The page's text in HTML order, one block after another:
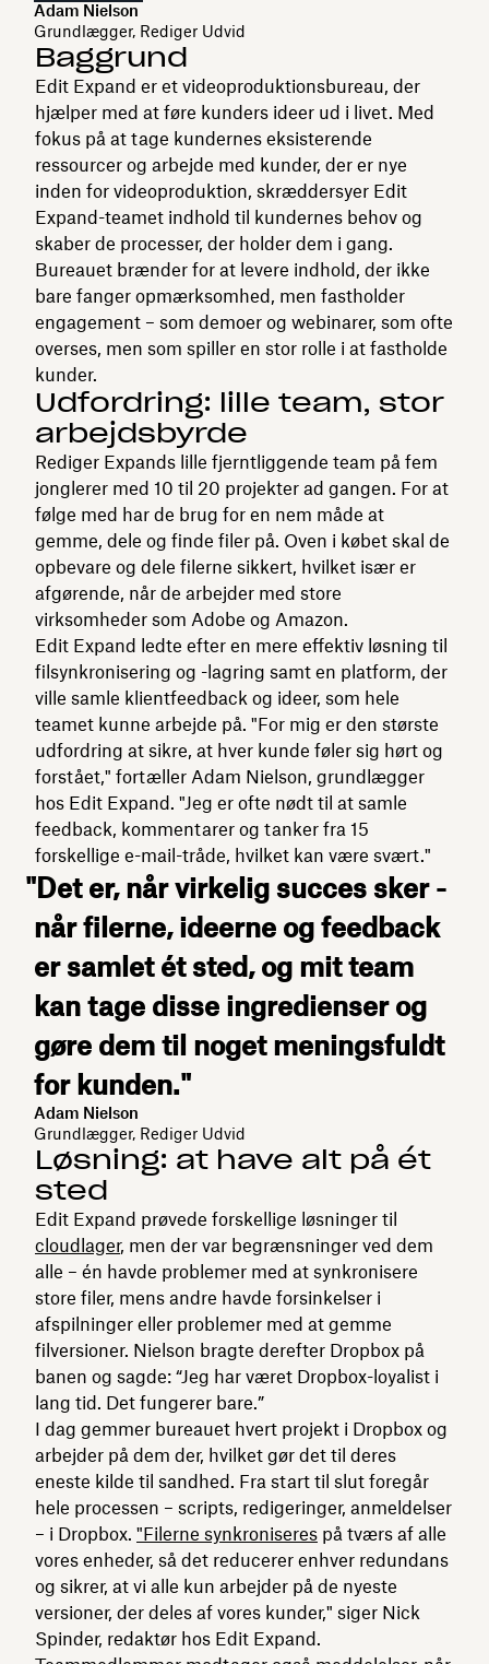
Adam Nielson
Grundlægger, Rediger Udvid
Baggrund
Edit Expand er et videoproduktionsbureau, der
hjælper med at føre kunders ideer ud i livet. Med
fokus på at tage kundernes eksisterende
ressourcer og arbejde med kunder, der er nye
inden for videoproduktion, skræddersyer Edit
Expand-teamet indhold til kundernes behov og
skaber de processer, der holder dem i gang.
Bureauet brænder for at levere indhold, der ikke
bare fanger opmærksomhed, men fastholder
engagement – ​​som demoer og webinarer, som ofte
overses, men som spiller en stor rolle i at fastholde
kunder.
Udfordring: lille team, stor
arbejdsbyrde
Rediger Expands lille fjerntliggende team på fem
jonglerer med 10 til 20 projekter ad gangen. For at
følge med har de brug for en nem måde at
gemme, dele og finde filer på. Oven i købet skal de
opbevare og dele filerne sikkert, hvilket især er
afgørende, når de arbejder med store
virksomheder som Adobe og Amazon.
Edit Expand ledte efter en mere effektiv løsning til
filsynkronisering og -lagring samt en platform, der
ville samle klientfeedback og ideer, som hele
teamet kunne arbejde på. "For mig er den største
udfordring at sikre, at hver kunde føler sig hørt og
forstået," fortæller Adam Nielson, grundlægger
hos Edit Expand. "Jeg er ofte nødt til at samle
feedback, kommentarer og tanker fra 15
forskellige e-mail-tråde, hvilket kan være svært."
"Det er, når virkelig succes sker -
når filerne, ideerne og feedback
er samlet ét sted, og mit team
kan tage disse ingredienser og
gøre dem til noget meningsfuldt
for kunden."
Adam Nielson
Grundlægger, Rediger Udvid
Løsning: at have alt på ét
sted
Edit Expand prøvede forskellige løsninger til
cloudlager, men der var begrænsninger ved dem
alle – én havde problemer med at synkronisere
store filer, mens andre havde forsinkelser i
afspilninger eller problemer med at gemme
filversioner. Nielson bragte derefter Dropbox på
banen og sagde: “Jeg har været Dropbox-loyalist i
lang tid. Det fungerer bare.”
I dag gemmer bureauet hvert projekt i Dropbox og
arbejder på dem der, hvilket gør det til deres
eneste kilde til sandhed. Fra start til slut foregår
hele processen – scripts, redigeringer, anmeldelser
– i Dropbox. "Filerne synkroniseres på tværs af alle
vores enheder, så det reducerer enhver redundans
og sikrer, at vi alle kun arbejder på de nyeste
versioner, der deles af vores kunder," siger Nick
Spinder, redaktør hos Edit Expand.